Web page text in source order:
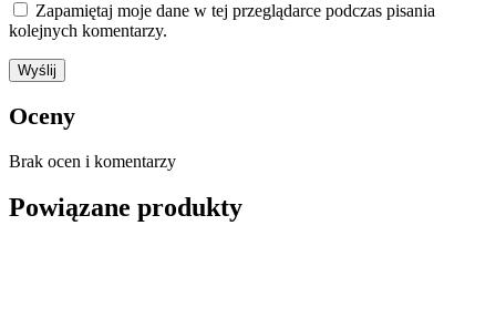
Zapamiętaj moje dane w tej przeglądarce podczas pisania
kolejnych komentarzy.
Oceny
Brak ocen i komentarzy
Powiązane produkty